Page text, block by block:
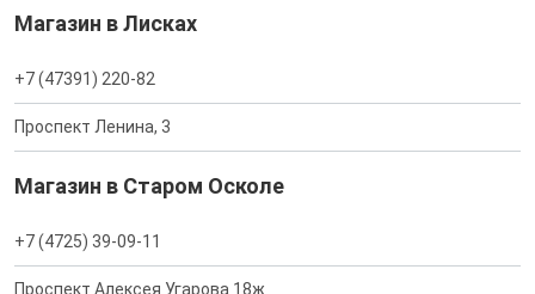
Магазин в Лисках
+7 (47391) 220-82
Проспект Ленина, 3
Магазин в Старом Осколе
+7 (4725) 39-09-11
Проспект Алексея Угарова 18ж